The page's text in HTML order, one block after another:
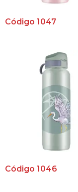
Código 1047
Código 1046